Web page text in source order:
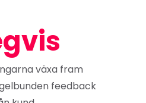
växa fram
feedback